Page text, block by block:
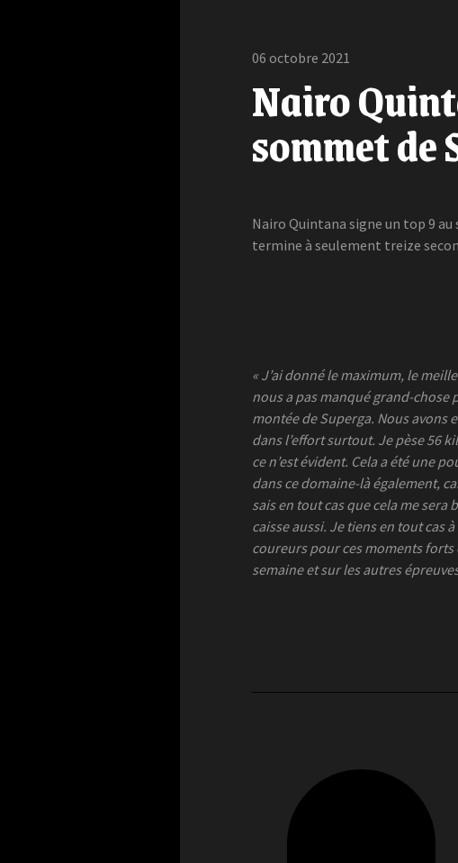
06 octobre 2021
Nairo
sommet de
Nairo Quintana signe un top 9
termine à seulement treize
« J’ai donné le maximum, le
nous a pas manqué grand-chose
montée de Superga. Nous avons
dans l’effort surtout. Je pèse 56
ce n’est évident. Cela a été une
dans ce domaine-là également,
sais en tout cas que cela me
caisse aussi. Je tiens en tout cas
coureurs pour ces moments forts
semaine et sur les autres